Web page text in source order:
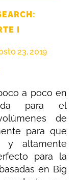
I
23, 2019
a poco en
para el
de
para que
y altamente
para la
en Big